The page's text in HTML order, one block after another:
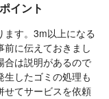
イント
す。3m以上になる
前に伝えておきまし
合は説明があるので
したゴミの処理も
せてサービスを依頼